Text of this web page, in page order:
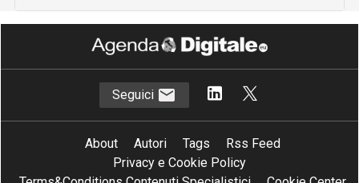
Seguici
About Autori Tags
Rss Feed
Privacy e Cookie Policy